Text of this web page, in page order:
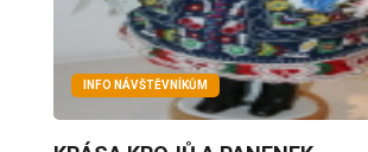
INFO NÁVŠTĚVNÍKŮM